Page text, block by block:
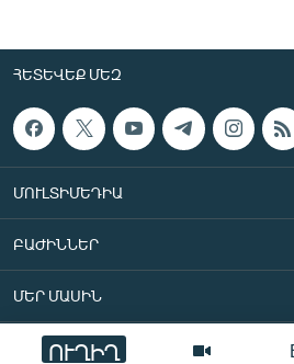
ՈՒՂԻՂ
ՀԵՏԵՎԵՔ ՄԵԶ
ՄՈՒԼՏԻՄԵԴԻԱ
ԲԱԺԻՆՆԵՐ
ՄԵՐ ՄԱՍԻՆ
«Ազատ Եվրոպա/